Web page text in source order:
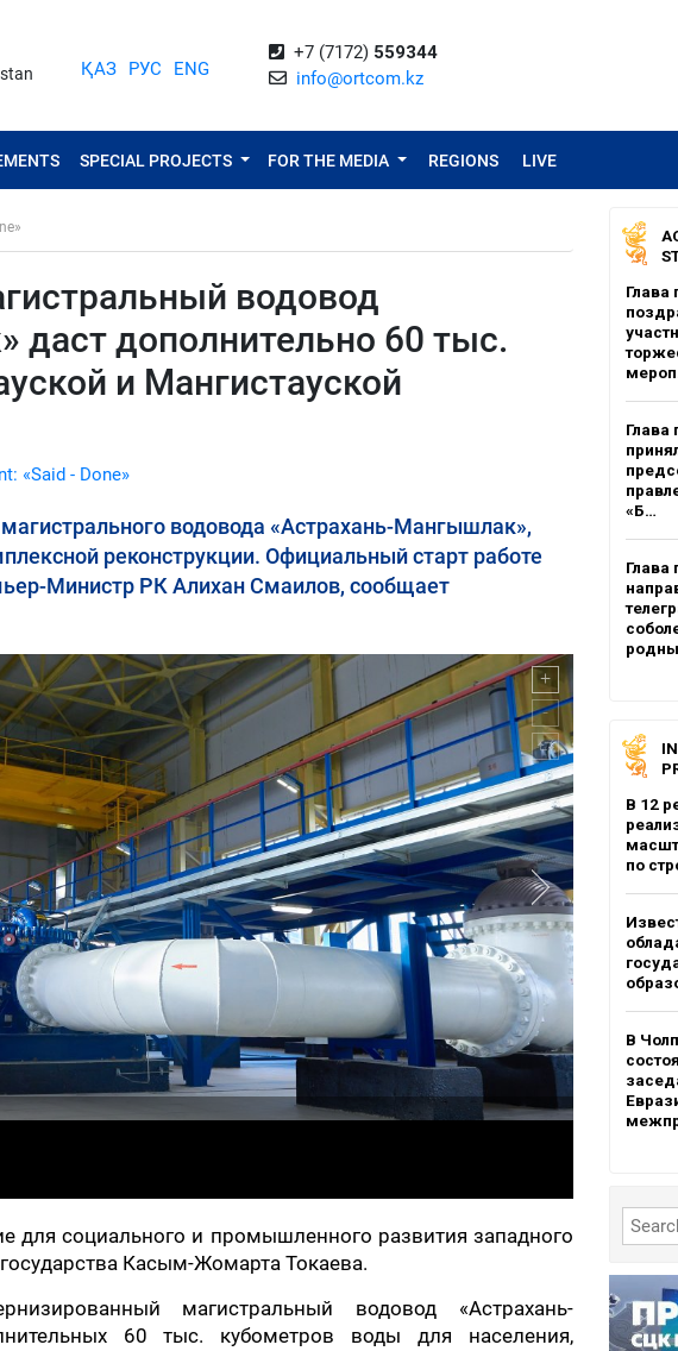
ҚАЗ РУС ENG
+7 (7172) 559344
info@ortcom.kz
SPECIAL PROJECTS FOR THE MEDIA REGIONS LIVE
водовод
даст дополнительно 60 тыс.
и Мангистауской
«Said - Done»
водовода «Астрахань-Мангышлак»,
реконструкции. Официальный старт работе
Министр РК Алихан Смаилов, сообщает
для социального и промышленного развития западного
Касым-Жомарта Токаева.
магистральный водовод «Астрахань-
60 тыс. кубометров воды для населения,
Глава
Глава
«Б…
Глава
В 12
по
В